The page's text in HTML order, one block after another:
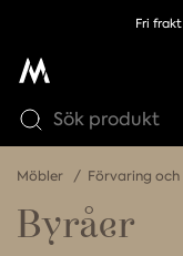
Fri
Möbler Förvaring
Byråer